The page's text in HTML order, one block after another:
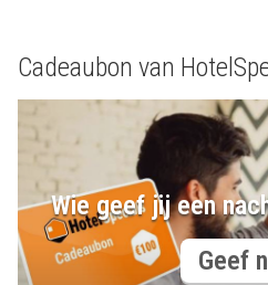
Cadeaubon van
Wie geef jij een
Geef